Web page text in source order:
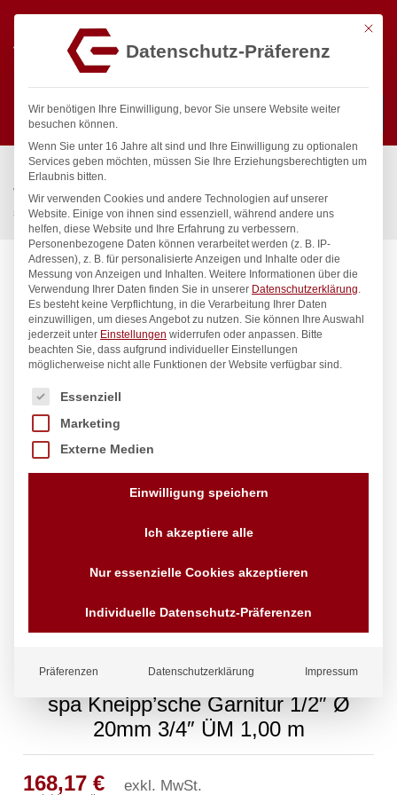
Suchen
Start / Gastronomiebedarf & Gastro Geräte für Profis
Wassertechnik
Wellnes
spa Kneipp’sche Garnitur 1/2″ Ø 20mm 3/4″ ÜM 1,00 m
spa Kneipp’sche Garnitur 1/2″ Ø
20mm 3/4″ ÜM 1,00 m
168,17€ exkl. MwSt.
Mit
Datenschutz-Präferenz
Wir benötigen Ihre Einwilligung, bevor Sie unsere Website weiter
besuchen können.
Wenn Sie unter 16 Jahre alt sind und Ihre Einwilligung zu optionalen
Services geben möchten, müssen Sie Ihre Erziehungsberechtigten um
Erlaubnis bitten.
Wir verwenden Cookies und andere Technologien auf unserer
Website. Einige von ihnen sind essenziell, während andere uns
helfen, diese Website und Ihre Erfahrung zu verbessern.
Personenbezogene Daten können verarbeitet werden (z. B. IP-
Adressen), z. B. für personalisierte Anzeigen und Inhalte oder die
Messung von Anzeigen und Inhalten. Weitere Informationen über die
Verwendung Ihrer Daten finden Sie in unserer Datenschutzerklärung.
Es besteht keine Verpflichtung, in die Verarbeitung Ihrer Daten
einzuwilligen, um dieses Angebot zu nutzen. Sie können Ihre Auswahl
jederzeit unter Einstellungen widerrufen oder anpassen. Bitte
beachten Sie, dass aufgrund individueller Einstellungen
möglicherweise nicht alle Funktionen der Website verfügbar sind.
Es folgt eine Liste der Service-Gruppen, für die eine
Essenziell
Marketing
Externe Medien
Einwilligung speichern
Ich akzeptiere alle
Nur essenzielle Cookies akzeptieren
Individuelle Datenschutz-Präferenzen
Präferenzen Datenschutzerklärung Impressum